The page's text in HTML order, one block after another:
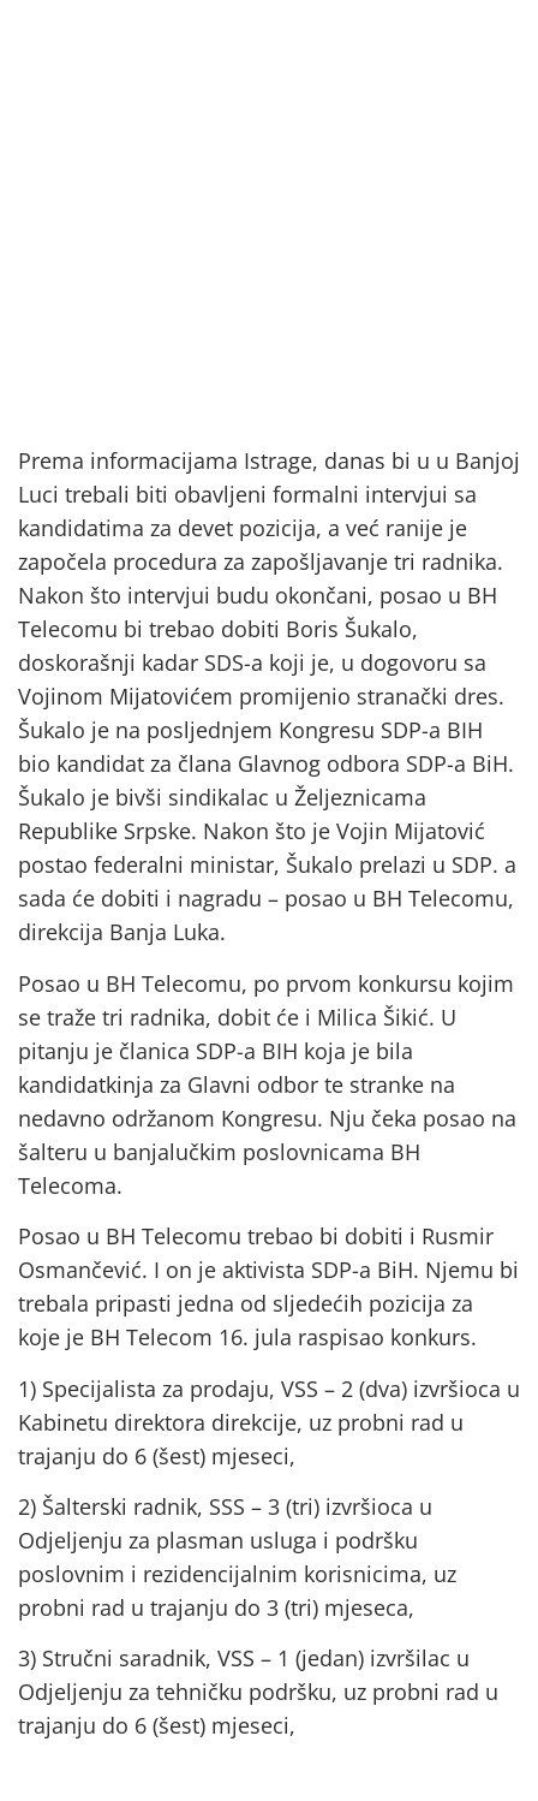
Prema informacijama Istrage, danas bi u u Banjoj
Luci trebali biti obavljeni formalni intervjui sa
kandidatima za devet pozicija, a već ranije je
započela procedura za zapošljavanje tri radnika.
Nakon što intervjui budu okončani, posao u BH
Telecomu bi trebao dobiti Boris Šukalo,
doskorašnji kadar SDS-a koji je, u dogovoru sa
Vojinom Mijatovićem promijenio stranački dres.
Šukalo je na posljednjem Kongresu SDP-a BIH
bio kandidat za člana Glavnog odbora SDP-a BiH.
Šukalo je bivši sindikalac u Željeznicama
Republike Srpske. Nakon što je Vojin Mijatović
postao federalni ministar, Šukalo prelazi u SDP. a
sada će dobiti i nagradu – posao u BH Telecomu,
direkcija Banja Luka.
Posao u BH Telecomu, po prvom konkursu kojim
se traže tri radnika, dobit će i Milica Šikić. U
pitanju je članica SDP-a BIH koja je bila
kandidatkinja za Glavni odbor te stranke na
nedavno održanom Kongresu. Nju čeka posao na
šalteru u banjalučkim poslovnicama BH
Telecoma.
Posao u BH Telecomu trebao bi dobiti i Rusmir
Osmančević. I on je aktivista SDP-a BiH. Njemu bi
trebala pripasti jedna od sljedećih pozicija za
koje je BH Telecom 16. jula raspisao konkurs.
1) Specijalista za prodaju, VSS – 2 (dva) izvršioca u
Kabinetu direktora direkcije, uz probni rad u
trajanju do 6 (šest) mjeseci,
2) Šalterski radnik, SSS – 3 (tri) izvršioca u
Odjeljenju za plasman usluga i podršku
poslovnim i rezidencijalnim korisnicima, uz
probni rad u trajanju do 3 (tri) mjeseca,
3) Stručni saradnik, VSS – 1 (jedan) izvršilac u
Odjeljenju za tehničku podršku, uz probni rad u
trajanju do 6 (šest) mjeseci,